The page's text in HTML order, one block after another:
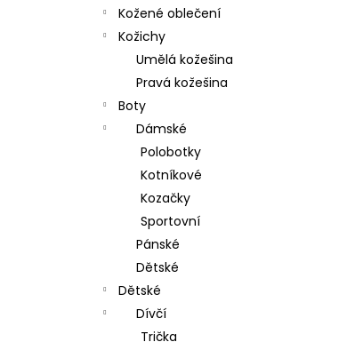
Kožené oblečení
Kožichy
Umělá kožešina
Pravá kožešina
Boty
Dámské
Polobotky
Kotníkové
Kozačky
Sportovní
Pánské
Dětské
Dětské
Dívčí
Trička